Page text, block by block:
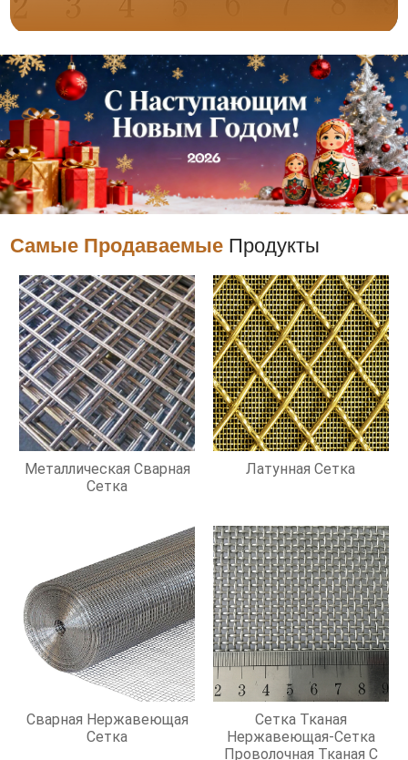
Самые Продаваемые Продукты
Металлическая Сварная
Сетка
Латунная Сетка
Сварная Нержавеющая
Сетка
Сетка Тканая
Нержавеющая-Сетка
Проволочная Тканая С